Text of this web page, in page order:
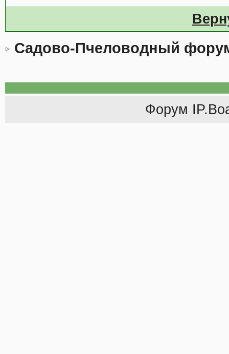
Садово-Пчеловодный
Форум